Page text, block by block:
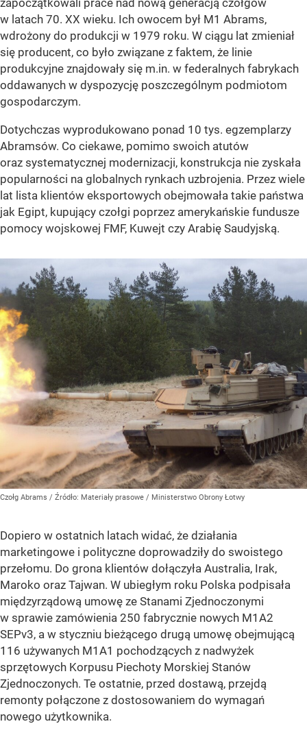
w latach 70. XX wieku. Ich owocem był M1 Abrams,
wdrożony do produkcji w 1979 roku. W ciągu lat zmieniał
się producent, co było związane z faktem, że linie
produkcyjne znajdowały się m.in. w federalnych fabrykach
oddawanych w dyspozycję poszczególnym podmiotom
gospodarczym.
Dotychczas wyprodukowano ponad 10 tys. egzemplarzy
Abramsów. Co ciekawe, pomimo swoich atutów
oraz systematycznej modernizacji, konstrukcja nie zyskała
popularności na globalnych rynkach uzbrojenia. Przez wiele
lat lista klientów eksportowych obejmowała takie państwa
jak Egipt, kupujący czołgi poprzez amerykańskie fundusze
pomocy wojskowej FMF, Kuwejt czy Arabię Saudyjską.
Czołg Abrams / Źródło: Materiały prasowe / Ministerstwo Obrony Łotwy
Dopiero w ostatnich latach widać, że działania
marketingowe i polityczne doprowadziły do swoistego
przełomu. Do grona klientów dołączyła Australia, Irak,
Maroko oraz Tajwan. W ubiegłym roku Polska podpisała
międzyrządową umowę ze Stanami Zjednoczonymi
w sprawie zamówienia 250 fabrycznie nowych M1A2
SEPv3, a w styczniu bieżącego drugą umowę obejmującą
116 używanych M1A1 pochodzących z nadwyżek
sprzętowych Korpusu Piechoty Morskiej Stanów
Zjednoczonych. Te ostatnie, przed dostawą, przejdą
remonty połączone z dostosowaniem do wymagań
nowego użytkownika.